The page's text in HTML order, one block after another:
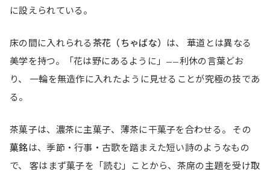
に設えられている。
床の間に入れられる 茶花（ちゃばな） は、 華道とは異なる
美学を持つ。「花は野にあるように」——利休の言葉どお
り、 一輪を無造作に入れたように見せることが究極の技であ
る。
茶菓子は、濃茶に主菓子、薄茶に干菓子を合わせる。 その
菓銘 は、季節・行事・古歌を踏まえた短い詩のようなもの
で、 客はまず菓子を「読む」ことから、茶席の主題を受け取